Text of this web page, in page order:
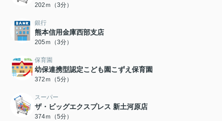
202ｍ（3分）
銀行
熊本信用金庫西部支店
205ｍ（3分）
保育園
幼保連携型認定こども園こずえ保育園
372ｍ（5分）
スーパー
ザ・ビッグエクスプレス 新土河原店
374ｍ（5分）